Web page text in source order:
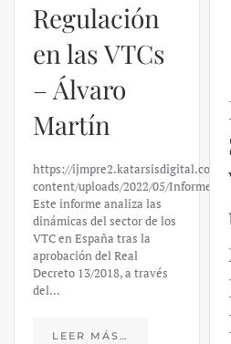
Regulación
en las VTCs
– Álvaro
Martín
https://ijmpre2.katarsisdigital.com/
content/uploads/2022/05/
Este informe analiza las
dinámicas del sector de los
VTC en España tras la
aprobación del Real
Decreto 13/2018, a través
del…
LEER MÁS…